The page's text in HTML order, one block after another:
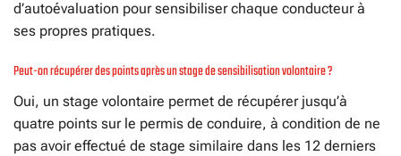
d’autoévaluation pour sensibiliser chaque conducteur à
ses propres pratiques.
Peut-on récupérer des points après un stage de sensibilisation volontaire ?
Oui, un stage volontaire permet de récupérer jusqu’à
quatre points sur le permis de conduire, à condition de ne
pas avoir effectué de stage similaire dans les 12 derniers